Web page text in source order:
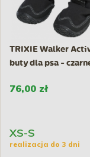
TRIXIE Walker
buty dla psa -
76,00 zł
XS-S
realizacja do 3 dni